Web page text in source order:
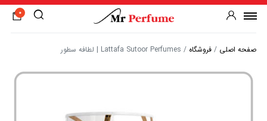
0
صفحه اصلی / فروشگاه / Lattafa Sutoor Perfumes | لطافه سطور